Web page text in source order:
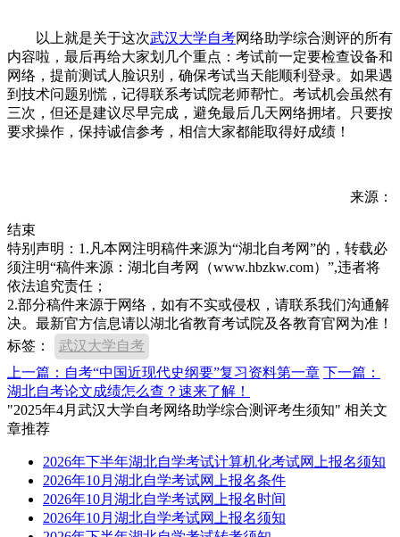
以上就是关于这次武汉大学自考网络助学综合测评的所有
内容啦，最后再给大家划几个重点：考试前一定要检查设备和
网络，提前测试人脸识别，确保考试当天能顺利登录。如果遇
到技术问题别慌，记得联系考试院老师帮忙。考试机会虽然有
三次，但还是建议尽早完成，避免最后几天网络拥堵。只要按
要求操作，保持诚信参考，相信大家都能取得好成绩！
来源：
结束
特别声明：1.凡本网注明稿件来源为“湖北自考网”的，转载必
须注明“稿件来源：湖北自考网（www.hbzkw.com）”,违者将
依法追究责任；
2.部分稿件来源于网络，如有不实或侵权，请联系我们沟通解
决。最新官方信息请以湖北省教育考试院及各教育官网为准！
标签：
武汉大学自考
上一篇：自考“中国近现代史纲要”复习资料第一章 下一篇：
湖北自考论文成绩怎么查？速来了解！
"2025年4月武汉大学自考网络助学综合测评考生须知" 相关文
章推荐
2026年下半年湖北自学考试计算机化考试网上报名须知
2026年10月湖北自学考试网上报名条件
2026年10月湖北自学考试网上报名时间
2026年10月湖北自学考试网上报名须知